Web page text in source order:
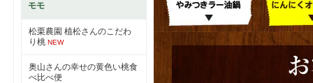
モモ
松栗農園 植松さんのこだわ
り桃 NEW
奥山さんの幸せの黄色い桃食
べ比べ便